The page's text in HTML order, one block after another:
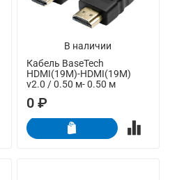
В наличии
Кабель BaseTech
HDMI(19M)-HDMI(19M)
v2.0 / 0.50 м- 0.50 м
0 ₽